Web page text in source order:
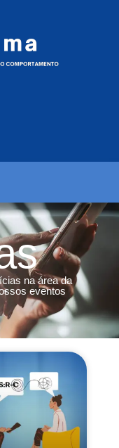
na área da
eventos